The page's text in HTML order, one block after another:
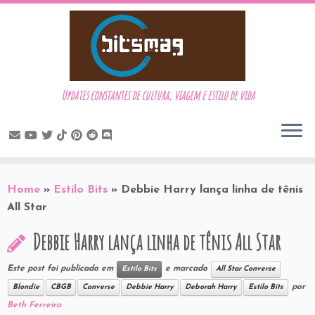
to
content
Updates constantes de cultura, viagem e estilo de vida
Home » Estilo Bits » Debbie Harry lança linha de tênis
All Star
Debbie Harry lança linha de tênis All Star
Este post foi publicado em Estilo Bits e marcado All Star Converse
Blondie CBGB Converse Debbie Harry Deborah Harry Estilo Bits por
Beth Ferreira